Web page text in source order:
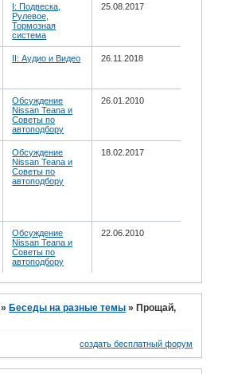
I: Подвеска,
Рулевое,
Тормозная
система
25.08.2017
II: Аудио и Bидео 26.11.2018
Обсуждение
Nissan Teana и
Советы по
автоподбору
26.01.2010
Обсуждение
Nissan Teana и
Советы по
автоподбору
18.02.2017
Обсуждение
Nissan Teana и
Советы по
автоподбору
22.06.2010
»Беседы на разные темы »Прощай,
создать бесплатный форум